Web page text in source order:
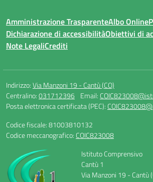
Amministrazione TrasparenteAlbo Online
Dichiarazione di accessibilitàObiettivi di
Note LegaliCrediti
Indirizzo:Via Manzoni 19 - Cantù (CO)
Centralino:031712396 Email:
Posta elettronica certificata (PEC):
Codice fiscale: 81003810132
Codice meccanografico: COIC823008
Istituto Comprensivo
Cantù 1
Via Manzoni 19 - Cantù